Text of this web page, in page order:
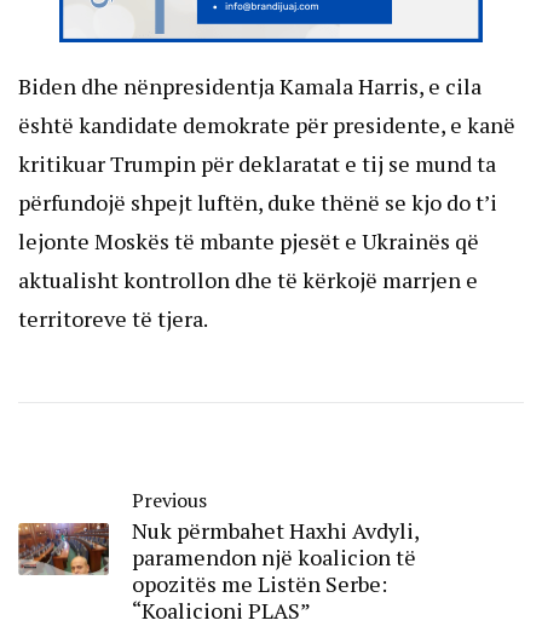
Biden dhe nënpresidentja Kamala Harris, e cila
është kandidate demokrate për presidente, e kanë
kritikuar Trumpin për deklaratat e tij se mund ta
përfundojë shpejt luftën, duke thënë se kjo do t’i
lejonte Moskës të mbante pjesët e Ukrainës që
aktualisht kontrollon dhe të kërkojë marrjen e
territoreve të tjera.
Previous
Nuk përmbahet Haxhi Avdyli,
paramendon një koalicion të
opozitës me Listën Serbe:
“Koalicioni PLAS”